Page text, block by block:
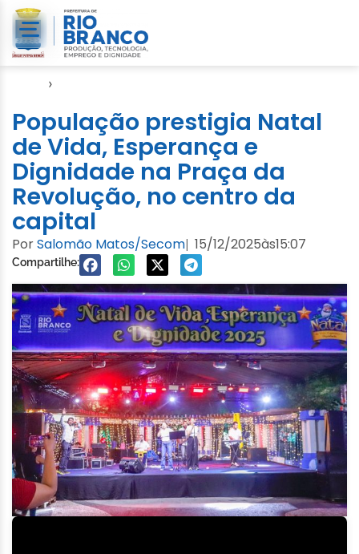
›
População prestigia Natal
de Vida, Esperança e
Dignidade na Praça da
Revolução, no centro da
capital
PorSalomão Matos/Secom| 15/12/2025às15:07
Compartilhe: